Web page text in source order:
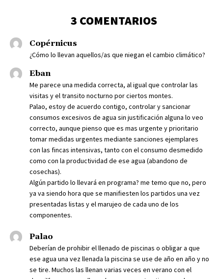
3 COMENTARIOS
Copérnicus
¿Cómo lo llevan aquellos/as que niegan el cambio climático?
Eban
Me parece una medida correcta, al igual que controlar las
visitas y el transito nocturno por ciertos montes.
Palao, estoy de acuerdo contigo, controlar y sancionar
consumos excesivos de agua sin justificación alguna lo veo
correcto, aunque pienso que es mas urgente y prioritario
tomar medidas urgentes mediante sanciones ejemplares
con las fincas intensivas, tanto con el consumo desmedido
como con la productividad de ese agua (abandono de
cosechas).
Algún partido lo llevará en programa? me temo que no, pero
ya va siendo hora que se manifiesten los partidos una vez
presentadas listas y el marujeo de cada uno de los
componentes.
Palao
Deberían de prohibir el llenado de piscinas o obligar a que
ese agua una vez llenada la piscina se use de año en año y no
se tire. Muchos las llenan varias veces en verano con el